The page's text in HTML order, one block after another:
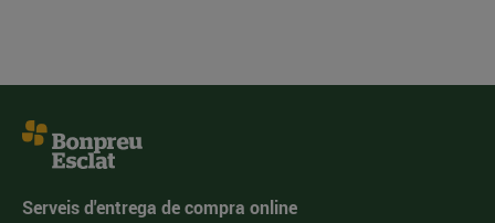
Serveis d'entrega de compra online